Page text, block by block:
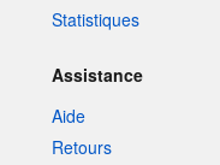
Statistiques
Assistance
Aide
Retours